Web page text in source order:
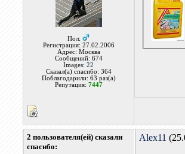
Пол:
Регистрация: 27.02.2006
Адрес: Москва
Сообщений: 674
Images:22
Сказал(а) спасибо: 364
Поблагодарили: 63 раз(а)
Репутация: 7447
2 пользователя(ей) сказали
cпасибо:
Alex11